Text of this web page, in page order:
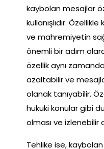
kaybolan mesajlar
kullanışlıdır.
ve mahremiyetin
önemli bir adım
özellik aynı
azaltabilir ve
olanak tanıyabilir.
hukuki konular gibi
olması ve izlenebilir
Tehlike ise,